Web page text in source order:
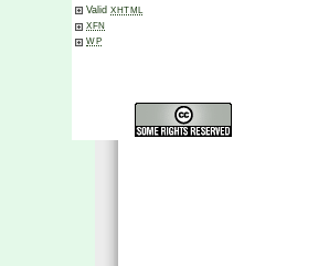
Valid XHTML
XFN
WP